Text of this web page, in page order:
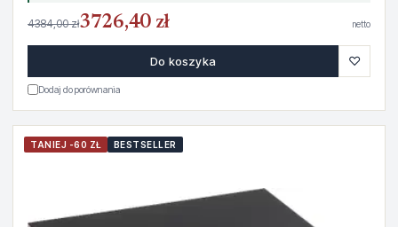
4384,00 zł3726,40 zł netto
Do koszyka ♡
Dodaj do porównania
TANIEJ -60 ZŁ BESTSELLER